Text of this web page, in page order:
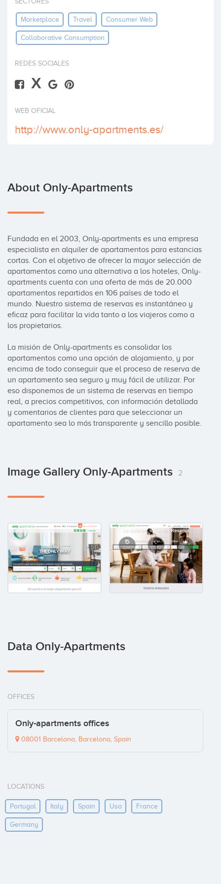
Marketplace Travel Consumer Web
Collaborative Consumption
REDES SOCIALES
X
WEB OFICIAL
http://www.only-apartments.es/
About Only-Apartments
Fundada en el 2003, Only-apartments es una empresa
especialista en alquiler de apartamentos para estancias
cortas. Con el objetivo de ofrecer la mayor selección de
apartamentos como una alternativa a los hoteles, Only-
apartments cuenta con una oferta de más de 20.000
apartamentos repartidos en 106 países de todo el
mundo. Nuestro sistema de reservas es instantáneo y
eficaz para facilitar la vida tanto a los viajeros como a
los propietarios.
La misión de Only-apartments es consolidar los
apartamentos como una opción de alojamiento, y por
encima de todo conseguir que el proceso de reserva de
un apartamento sea seguro y muy fácil de utilizar. Por
eso disponemos de un sistema de reservas en tiempo
real, a precios competitivos, con información detallada
y comentarios de clientes para que seleccionar un
apartamento sea lo más transparente y sencillo posible.
Image Gallery Only-Apartments 2
Data Only-Apartments
OFFICES
Only-apartments offices
08001 Barcelona, Barcelona, Spain
LOCATIONS
Portugal Italy Spain Usa France
Germany